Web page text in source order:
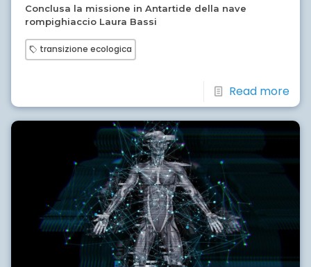
Conclusa la missione in Antartide della nave
rompighiaccio Laura Bassi
transizione ecologica
Read more